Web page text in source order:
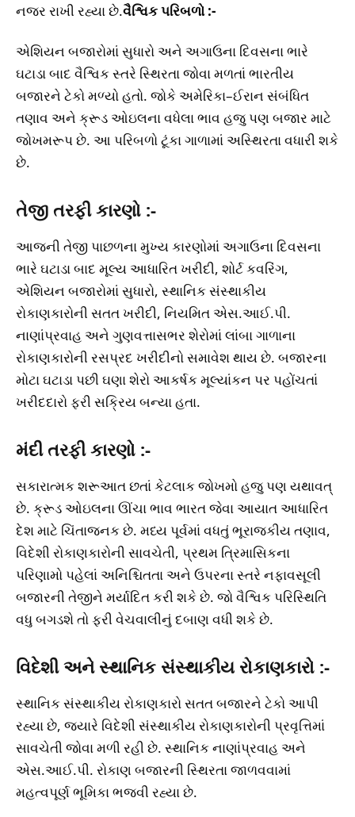
નજર રાખી રહ્યા છે.વૈશ્વિક પરિબળો :-
એશિયન બજારોમાં સુધારો અને અગાઉના દિવસના ભારે
ઘટાડા બાદ વૈશ્વિક સ્તરે સ્થિરતા જોવા મળતાં ભારતીય
બજારને ટેકો મળ્યો હતો. જોકે અમેરિકા–ઈરાન સંબંધિત
તણાવ અને ક્રૂડ ઓઇલના વધેલા ભાવ હજુ પણ બજાર માટે
જોખમરૂપ છે. આ પરિબળો ટૂંકા ગાળામાં અસ્થિરતા વધારી શકે
છે.
તેજી તરફી કારણો :-
આજની તેજી પાછળના મુખ્ય કારણોમાં અગાઉના દિવસના
ભારે ઘટાડા બાદ મૂલ્ય આધારિત ખરીદી, શોર્ટ કવરિંગ,
એશિયન બજારોમાં સુધારો, સ્થાનિક સંસ્થાકીય
રોકાણકારોની સતત ખરીદી, નિયમિત એસ.આઈ.પી.
નાણાંપ્રવાહ અને ગુણવત્તાસભર શેરોમાં લાંબા ગાળાના
રોકાણકારોની રસપ્રદ ખરીદીનો સમાવેશ થાય છે. બજારના
મોટા ઘટાડા પછી ઘણા શેરો આકર્ષક મૂલ્યાંકન પર પહોંચતાં
ખરીદદારો ફરી સક્રિય બન્યા હતા.
મંદી તરફી કારણો :-
સકારાત્મક શરૂઆત છતાં કેટલાક જોખમો હજુ પણ યથાવત્
છે. ક્રૂડ ઓઇલના ઊંચા ભાવ ભારત જેવા આયાત આધારિત
દેશ માટે ચિંતાજનક છે. મધ્ય પૂર્વમાં વધતું ભૂરાજકીય તણાવ,
વિદેશી રોકાણકારોની સાવચેતી, પ્રથમ ત્રિમાસિકના
પરિણામો પહેલાં અનિશ્ચિતતા અને ઉપરના સ્તરે નફાવસૂલી
બજારની તેજીને મર્યાદિત કરી શકે છે. જો વૈશ્વિક પરિસ્થિતિ
વધુ બગડશે તો ફરી વેચવાલીનું દબાણ વધી શકે છે.
વિદેશી અને સ્થાનિક સંસ્થાકીય રોકાણકારો :-
સ્થાનિક સંસ્થાકીય રોકાણકારો સતત બજારને ટેકો આપી
રહ્યા છે, જ્યારે વિદેશી સંસ્થાકીય રોકાણકારોની પ્રવૃત્તિમાં
સાવચેતી જોવા મળી રહી છે. સ્થાનિક નાણાંપ્રવાહ અને
એસ.આઈ.પી. રોકાણ બજારની સ્થિરતા જાળવવામાં
મહત્વપૂર્ણ ભૂમિકા ભજવી રહ્યા છે.